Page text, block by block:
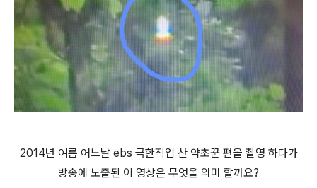
2014년 여름 어느날 ebs 극한직업 산 약초꾼 편을 촬영 하다가
방송에 노출된 이 영상은 무엇을 의미 할까요?